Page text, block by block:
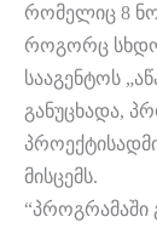
რომელიც 8
როგორც
სააგენტოს
განუცხადა,
მისცემს.